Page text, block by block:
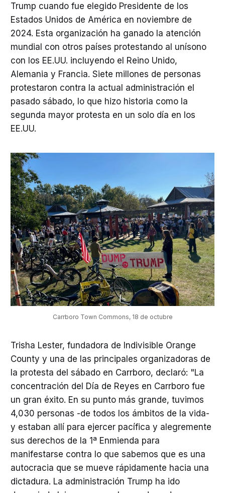
Trump cuando fue elegido Presidente de los
Estados Unidos de América en noviembre de
2024. Esta organización ha ganado la atención
mundial con otros países protestando al unísono
con los EE.UU. incluyendo el Reino Unido,
Alemania y Francia. Siete millones de personas
protestaron contra la actual administración el
pasado sábado, lo que hizo historia como la
segunda mayor protesta en un solo día en los
EE.UU.
Carrboro Town Commons, 18 de octubre
Trisha Lester, fundadora de Indivisible Orange
County y una de las principales organizadoras de
la protesta del sábado en Carrboro, declaró: "La
concentración del Día de Reyes en Carrboro fue
un gran éxito. En su punto más grande, tuvimos
4,030 personas -de todos los ámbitos de la vida-
y estaban allí para ejercer pacífica y alegremente
sus derechos de la 1ª Enmienda para
manifestarse contra lo que sabemos que es una
autocracia que se mueve rápidamente hacia una
dictadura. La administración Trump ha ido